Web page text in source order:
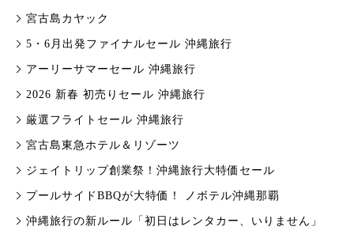
宮古島カヤック
5・6月出発ファイナルセール 沖縄旅行
アーリーサマーセール 沖縄旅行
2026 新春 初売りセール 沖縄旅行
厳選フライトセール 沖縄旅行
宮古島東急ホテル＆リゾーツ
ジェイトリップ創業祭！沖縄旅行大特価セール
プールサイドBBQが大特価！ ノボテル沖縄那覇
沖縄旅行の新ルール「初日はレンタカー、いりません」